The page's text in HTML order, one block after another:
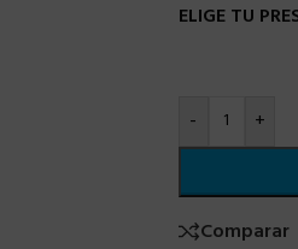
ELIGE TU
- +
Comparar